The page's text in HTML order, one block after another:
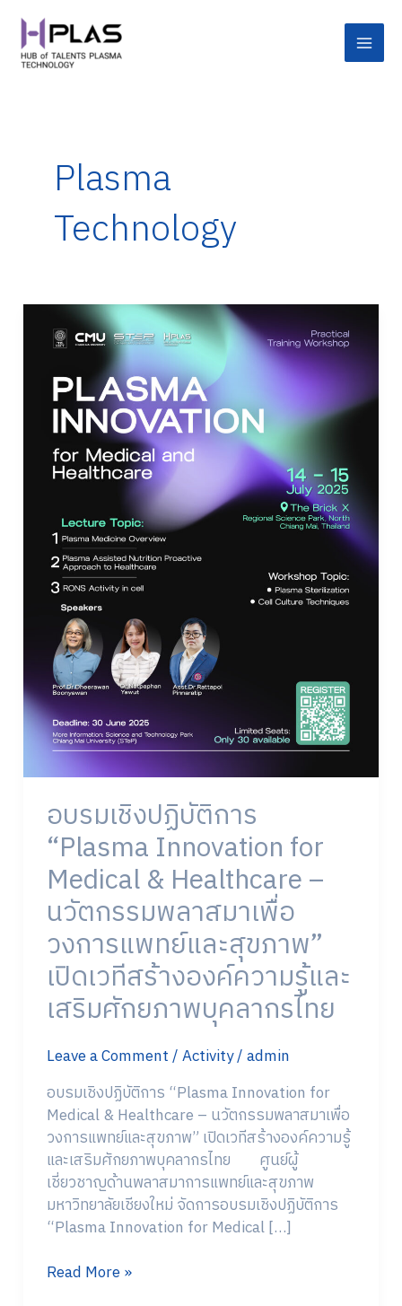
content
Main
Plasma
Technology
อบรมเชิงปฏิบัติการ
“Plasma Innovation for
Medical & Healthcare –
นวัตกรรมพลาสมาเพื่อ
วงการแพทย์และสุขภาพ”
เปิดเวทีสร้างองค์ความรู้และ
เสริมศักยภาพบุคลากรไทย
Leave a Comment/Activity/admin
อบรมเชิงปฏิบัติการ “Plasma Innovation for
Medical & Healthcare – นวัตกรรมพลาสมาเพื่อ
วงการแพทย์และสุขภาพ” เปิดเวทีสร้างองค์ความรู้
และเสริมศักยภาพบุคลากรไทย ศูนย์ผู้
เชี่ยวชาญด้านพลาสมาการแพทย์และสุขภาพ
มหาวิทยาลัยเชียงใหม่ จัดการอบรมเชิงปฏิบัติการ
“Plasma Innovation for Medical […]
อบรม
เชิง
การ
“Plasma
Innovation
for
Medical
Healthcare
–
นวัตกรรม
พลาสมา
เพื่อ
วงการ
แพทย์
และ
สุขภาพ”
เปิด
เวที
สร้าง
องค์
ความ
รู้
และ
เสริม
ศักยภาพ
บุคลากร
ไทย
Read More »